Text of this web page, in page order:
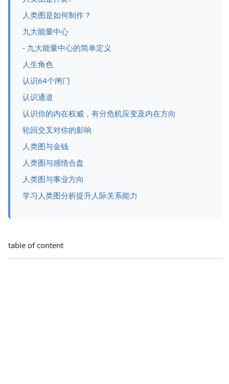
人类图是如何制作？
九大能量中心
- 九大能量中心的简单定义
人生角色
认识64个闸门
认识通道
认识你的内在权威，有分危机应变及内在方向
轮回交叉对你的影响
人类图与金钱
人类图与感情合盘
人类图与事业方向
学习人类图分析提升人际关系能力
table of content